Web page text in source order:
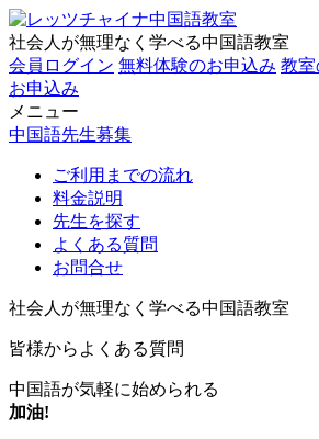
社会人が無理なく学べる中国語教室
会員ログイン 無料体験のお申込み 教室
お申込み
メニュー
中国語先生募集
ご利用までの流れ
料金説明
先生を探す
よくある質問
お問合せ
社会人が無理なく学べる中国語教室
皆様からよくある質問
中国語が気軽に始められる
加油!